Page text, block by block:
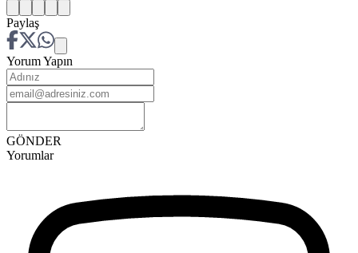
Paylaş
Yorum Yapın
GÖNDER
Yorumlar